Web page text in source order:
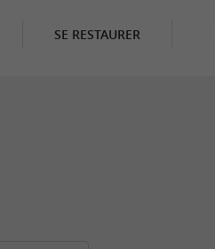
SE RESTAURER